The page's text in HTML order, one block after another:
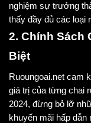
nghiệm sự trưởng
thấy đầy đủ các loại
2. Chính Sách
Biệt
Ruoungoai.net cam
giá trị của từng chai
2024, đừng bỏ lỡ
khuyến mãi hấp dẫn